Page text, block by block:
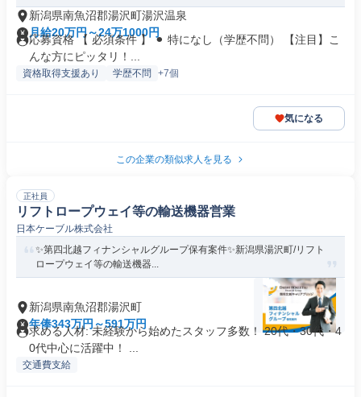
新潟県南魚沼郡湯沢町湯沢温泉
月給20万円～24万1000円
応募資格 【 必須条件 】 ⚫︎ 特になし（学歴不問） 【注目】こ
んな方にピッタリ！...
資格取得支援あり 学歴不問 +7個
気になる
この企業の類似求人を見る
正社員
リフトロープウェイ等の輸送機器営業
日本ケーブル株式会社
✨️第四北越フィナンシャルグループ保有案件✨️新潟県湯沢町/リフト
ロープウェイ等の輸送機器...
新潟県南魚沼郡湯沢町
年俸343万円～591万円
求める人材: 未経験から始めたスタッフ多数！ 20代・30代・4
0代中心に活躍中！ ...
交通費支給